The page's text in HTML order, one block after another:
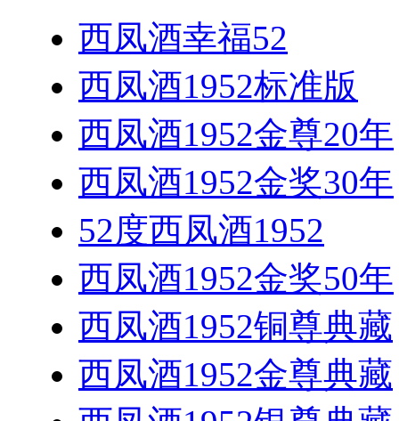
西凤酒幸福52
西凤酒1952标准版
西凤酒1952金尊20年
西凤酒1952金奖30年
52度西凤酒1952
西凤酒1952金奖50年
西凤酒1952铜尊典藏
西凤酒1952金尊典藏